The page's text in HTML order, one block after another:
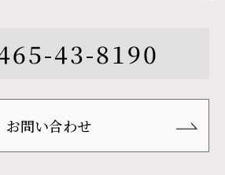
43-8190
お問い合わせ